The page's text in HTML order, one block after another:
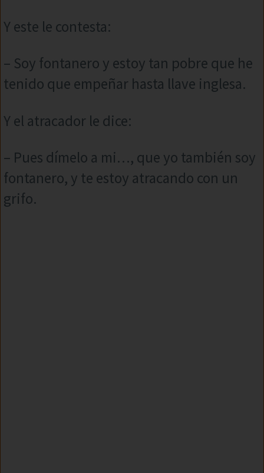
Y este le contesta:
– Soy fontanero y estoy tan pobre que he
tenido que empeñar hasta llave inglesa.
Y el atracador le dice:
– Pues dímelo a mi…, que yo también soy
fontanero, y te estoy atracando con un
grifo.